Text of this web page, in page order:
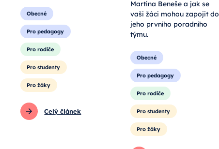
Obecné
Pro pedagogy
Pro rodiče
Pro studenty
Pro žáky
Celý článek
Martina Beneše a jak se
vaši žáci mohou zapojit do
jeho prvního poradního
týmu.
Obecné
Pro pedagogy
Pro rodiče
Pro studenty
Pro žáky